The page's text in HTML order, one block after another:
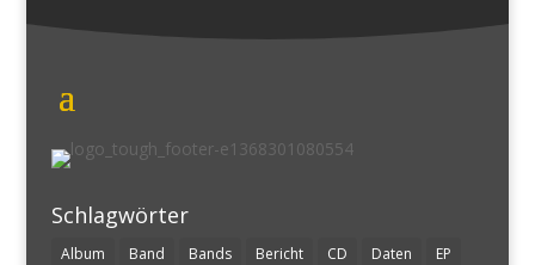
Schlagwörter
Album Band Bands Bericht CD Daten EP